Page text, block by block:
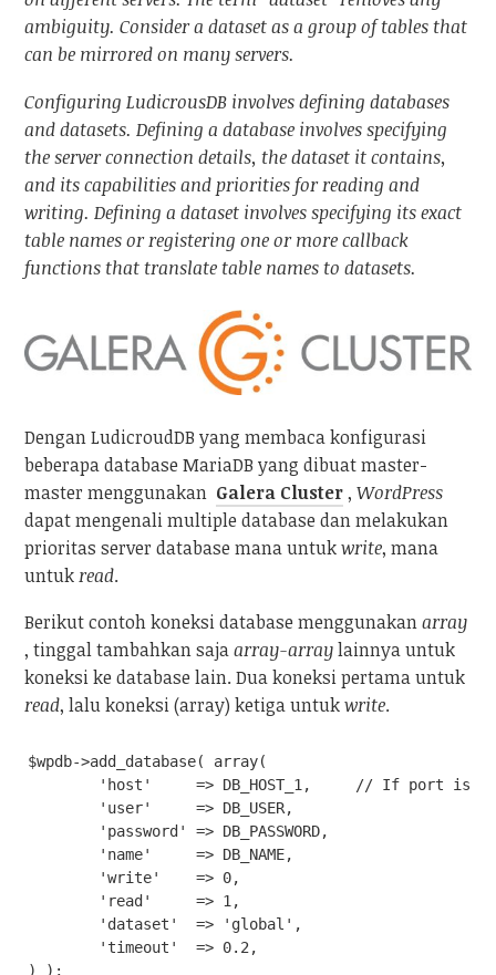
ambiguity. Consider a dataset as a group of tables that
can be mirrored on many servers.
Configuring LudicrousDB involves defining databases
and datasets. Defining a database involves specifying
the server connection details, the dataset it contains,
and its capabilities and priorities for reading and
writing. Defining a dataset involves specifying its exact
table names or registering one or more callback
functions that translate table names to datasets.
Dengan LudicroudDB yang membaca konfigurasi
beberapa database MariaDB yang dibuat master-
master menggunakan Galera Cluster ,WordPress
dapat mengenali multiple database dan melakukan
prioritas server database mana untukwrite, mana
untukread.
Berikut contoh koneksi database menggunakanarray
, tinggal tambahkan sajaarray-arraylainnya untuk
koneksi ke database lain. Dua koneksi pertama untuk
read, lalu koneksi (array) ketiga untukwrite.
$wpdb->add_database( array(
) );